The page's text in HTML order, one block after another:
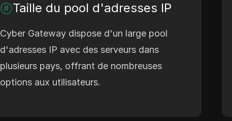
Taille du pool d'adresses IP
Cyber Gateway dispose d'un large pool
d'adresses IP avec des serveurs dans
plusieurs pays, offrant de nombreuses
options aux utilisateurs.